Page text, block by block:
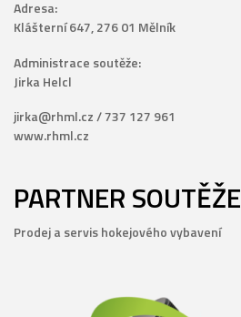
Adresa:
Klášterní 647, 276 01 Mělník
Administrace soutěže:
Jirka Helcl
jirka@rhml.cz / 737 127 961
www.rhml.cz
PARTNER SOUTĚŽE
Prodej a servis hokejového vybavení